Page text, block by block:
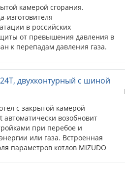
камерой сгорания.
изготовителя
в российских
от превышения давления в
к перепадам давления газа.
двухконтурный с шиной
с закрытой камерой
автоматически возобновит
при перебое и
или газа. Встроенная
параметров котлов MIZUDO